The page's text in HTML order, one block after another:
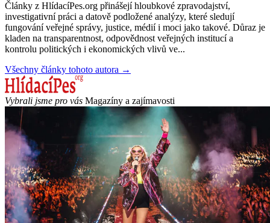
Články z HlídacíPes.org přinášejí hloubkové zpravodajství,
investigativní práci a datově podložené analýzy, které sledují
fungování veřejné správy, justice, médií i moci jako takové. Důraz je
kladen na transparentnost, odpovědnost veřejných institucí a
kontrolu politických i ekonomických vlivů ve...
Všechny články tohoto autora →
Vybrali jsme pro vás Magazíny a zajímavosti